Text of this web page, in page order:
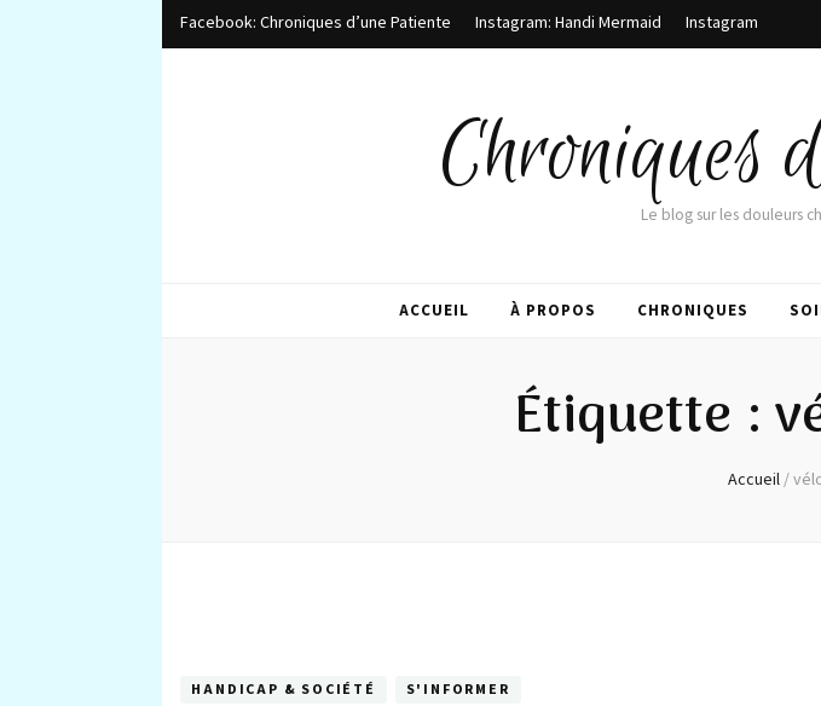
Facebook: Chroniques d’une Patiente Instagram: Handi Mermaid Instagram
Chroniques
Le blog sur les douleurs
ACCUEIL À PROPOS CHRONIQUES
Étiquette :
Accueil/
HANDICAP & SOCIÉTÉ S'INFORMER